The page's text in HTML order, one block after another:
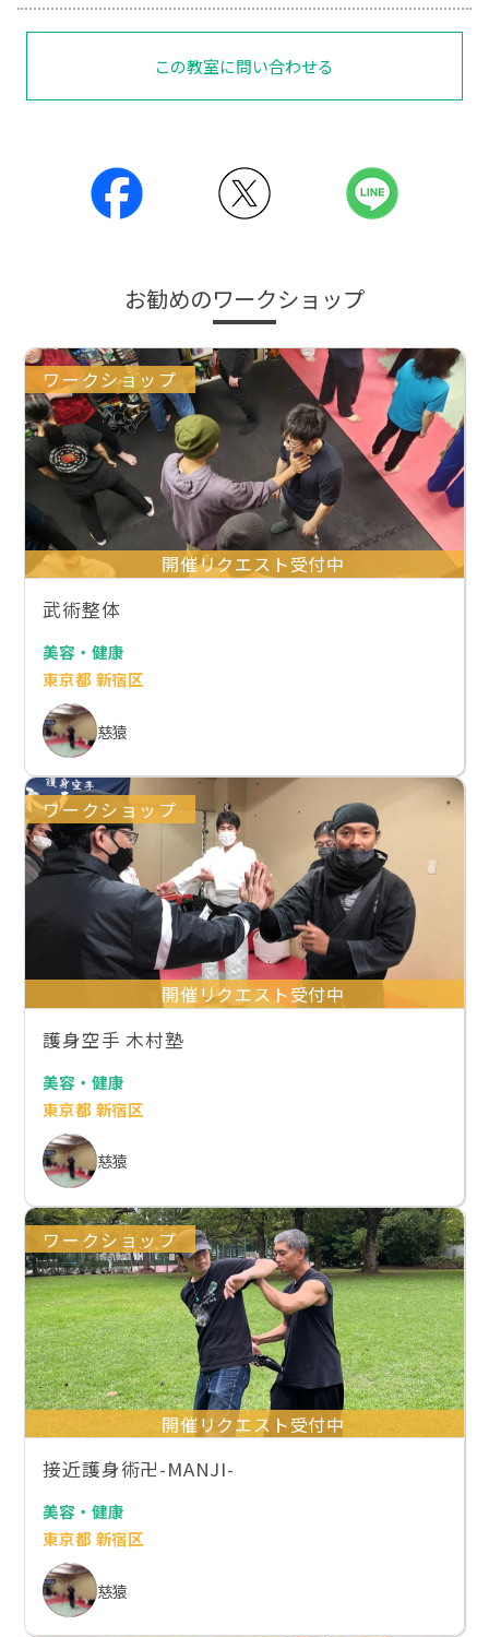
この教室に問い合わせる
お勧めのワークショップ
ワークショップ
開催リクエスト受付中
武術整体
美容・健康
東京都 新宿区
慈猿
ワークショップ
開催リクエスト受付中
護身空手 木村塾
美容・健康
東京都 新宿区
慈猿
ワークショップ
開催リクエスト受付中
接近護身術卍-MANJI-
美容・健康
東京都 新宿区
慈猿